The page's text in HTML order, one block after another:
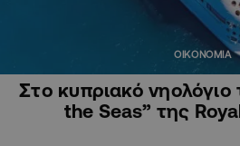
ΟΙΚΟΝΟΜΙΑ
Στο κυπριακό
the Seas” της